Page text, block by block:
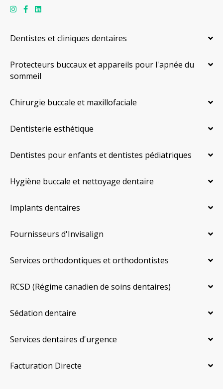
Dentistes et cliniques dentaires
Protecteurs buccaux et appareils pour l'apnée du
sommeil
Chirurgie buccale et maxillofaciale
Dentisterie esthétique
Dentistes pour enfants et dentistes pédiatriques
Hygiène buccale et nettoyage dentaire
Implants dentaires
Fournisseurs d'Invisalign
Services orthodontiques et orthodontistes
RCSD (Régime canadien de soins dentaires)
Sédation dentaire
Services dentaires d'urgence
Facturation Directe